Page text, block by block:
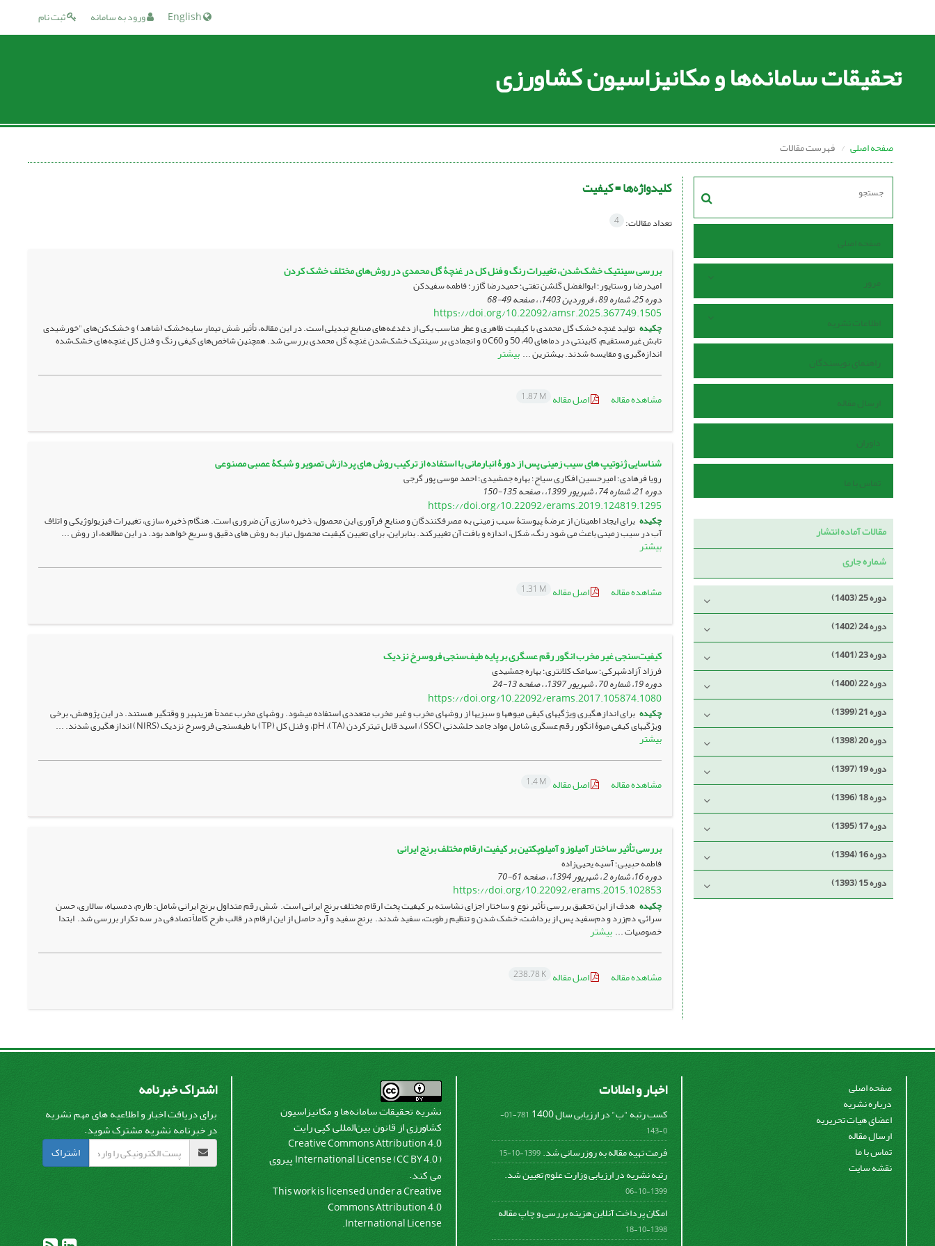
ثبت نام ورود به سامانه
تحقیقات سامانه‌ها و مکانیزاسیون کشاورزی
صفحه اصلی فهرست مقالات
صفحه اصلی
مرور
اطلاعات نشریه
راهنمای نویسندگان
ارسال مقاله
داوران
تماس با ما
مقالات آماده انتشار
شماره جاری
دوره 25 (1403)
دوره 24 (1402)
دوره 23 (1401)
دوره 22 (1400)
دوره 21 (1399)
دوره 20 (1398)
دوره 19 (1397)
دوره 18 (1396)
دوره 17 (1395)
دوره 16 (1394)
دوره 15 (1393)
کلیدواژه‌ها =کیفیت
تعداد مقالات: 4
بررسی سینتیک خشک‌شدن، تغییرات رنگ و فنل کل در غنچۀ گل محمدی در روش‌های مختلف خشک کردن
امیدرضا روستاپور؛ ابوالفضل گلشن تفتی؛ حمیدرضا گازر؛ فاطمه سفیدکن
دوره 25، شماره 89 ، فروردین 1403، ، صفحه 49-68
https://doi.org/10.22092/amsr.2025.367749.1505
چکیده تولید غنچه خشک گل محمدی با کیفیت ظاهری و عطر مناسب یکی از دغدغه‌های صنایع تبدیلی است. در این مقاله، تأثیر شش تیمار سایه‌خشک (شاهد) و خشک‌کن‌های "خورشیدی
تابش غیرمستقیم، کابینتی در دماهای 40، 50 و oC60 و انجمادی بر سینتیک خشک‌شدن غنچه گل محمدی بررسی شد. همچنین شاخص‌‌های کیفی رنگ و فنل کل غنچه‌های خشک‌شده
اندازه‌گیری و مقایسه شدند. بیشترین ...بیشتر
مشاهده مقاله اصل مقاله 1.87 M
شناسایی ژنوتیپ های سیب زمینی پس از دورۀ انبارمانی با استفاده از ترکیب روش های پردازش تصویر و شبکۀ عصبی مصنوعی
رویا فرهادی؛ امیرحسین افکاری سیاح؛ بهاره جمشیدی؛ احمد موسی پور گرجی
دوره 21، شماره 74 ، شهریور 1399، ، صفحه 135-150
https://doi.org/10.22092/erams.2019.124819.1295
چکیده برای ایجاد اطمینان از عرضۀ پیوستۀ سیب­ زمینی به مصرف­کنندگان و صنایع فرآوری این محصول، ذخیره­ سازی آن ضروری است. هنگام ذخیره­ سازی، تغییرات فیزیولوژیکی و اتلاف
آب در سیب­ زمینی باعث می­ شود رنگ، شکل، اندازه و بافت آن تغییرکند. بنابراین، برای تعیین کیفیت محصول نیاز به روش­ های دقیق و سریع خواهد بود. در این مطالعه، از روش ...
بیشتر
مشاهده مقاله اصل مقاله 1.31 M
کیفیت‌سنجی غیر مخرب انگور رقم عسگری بر پایه طیف‌سنجی فروسرخ نزدیک
فرزاد آزادشهرکی؛ سیامک کلانتری؛ بهاره جمشیدی
دوره 19، شماره 70 ، شهریور 1397، ، صفحه 13-24
https://doi.org/10.22092/erams.2017.105874.1080
چکیده برای اندازه­گیری ویژگی­های کیفی میوه­ها و سبزی­ها از روش­های مخرب و غیر مخرب متعددی استفاده می­شود. روش­های مخرب عمدتاً هزینه­بر و وقت­گیر هستند. در این پژوهش، برخی
ویژگی­های کیفی میوۀ انگور رقم عسگری شامل مواد جامد حل­شدنی (SSC)، اسید قابل تیترکردن (TA)، pH، و فنل کل (TP) با طیف­سنجی فروسرخ نزدیک (NIRS) اندازه­گیری شدند. ...
بیشتر
مشاهده مقاله اصل مقاله 1.4 M
بررسی تأثیر ساختار آمیلوز و آمیلوپکتین بر کیفیت ارقام مختلف برنج ایرانی
فاطمه حبیبی؛ آسیه یحیی‌زاده
دوره 16، شماره 2 ، شهریور 1394، ، صفحه 61-70
https://doi.org/10.22092/erams.2015.102853
چکیده هدف از این تحقیق بررسی تأثیر نوع و ساختار اجزای نشاسته بر کیفیت پخت ارقام مختلف برنج ایرانی است. شش رقم متداول برنج ایرانی شامل: طارم، دم­سیاه، سالاری، حسن
سرائی، دم‌زرد و دم‌سفید پس از برداشت، خشک شدن و تنظیم رطوبت، سفید شدند. برنج سفید و آرد حاصل از این ارقام در قالب طرح کاملاً تصادفی در سه تکرار بررسی شد. ابتدا
خصوصیات ...بیشتر
مشاهده مقاله اصل مقاله 238.78 K
صفحه اصلی
درباره نشریه
اعضای هیات تحریریه
ارسال مقاله
تماس با ما
نقشه سایت
اخبار و اعلانات
کسب رتبه "ب" در ارزیابی سال 1400
781-01-
0-143
فرمت تهیه مقاله به روزرسانی شد. 1399-10-15
رتبه نشریه در ارزیابی وزارت علوم تعیین شد.
1399-10-06
امکان پرداخت آنلاین هزینه بررسی و چاپ مقاله
1398-10-18
نشریه تحقیقات سامانه‌ها و مکانیزاسیون
کشاورزی از قانون بین‌المللی کپی رایت
Creative Commons Attribution 4.0
International License (CC BY 4.0 )پیروی
می کند.
This work is licensed under a Creative
Commons Attribution 4.0
International License.
اشتراک خبرنامه
برای دریافت اخبار و اطلاعیه های مهم نشریه
در خبرنامه نشریه مشترک شوید.
اشتراک